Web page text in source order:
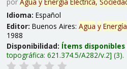
Idioma: Español
Editor: Buenos Aires: Agua y Energía
1988
Disponibilidad: Ítems
topográfica: 621.374.5/A282/v.2 (3).